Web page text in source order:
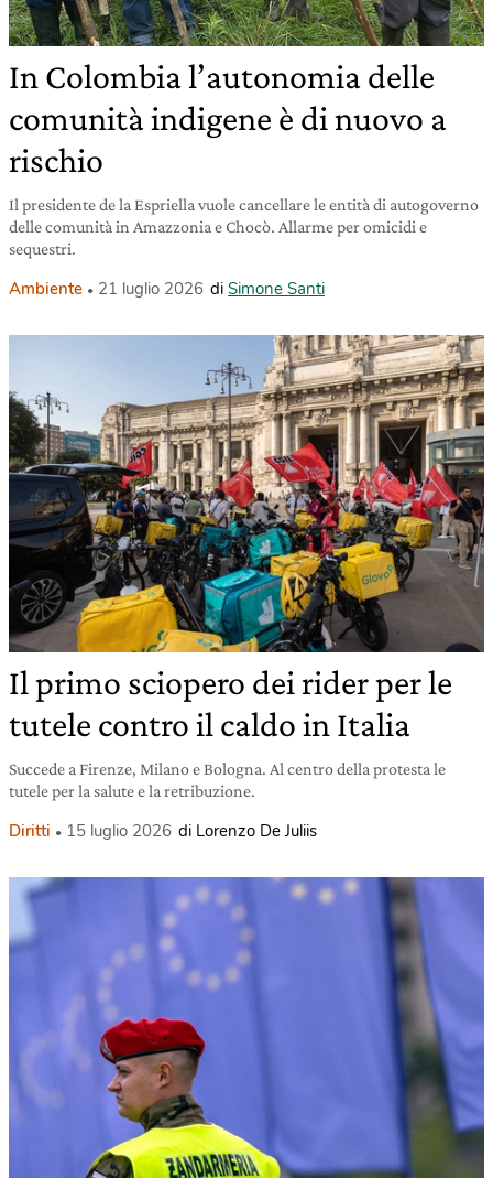
In Colombia l’autonomia delle
comunità indigene è di nuovo a
rischio
Il presidente de la Espriella vuole cancellare le entità di autogoverno
delle comunità in Amazzonia e Chocò. Allarme per omicidi e
sequestri.
Ambiente 21 luglio 2026 di Simone Santi
Il primo sciopero dei rider per le
tutele contro il caldo in Italia
Succede a Firenze, Milano e Bologna. Al centro della protesta le
tutele per la salute e la retribuzione.
Diritti 15 luglio 2026 di Lorenzo De Juliis